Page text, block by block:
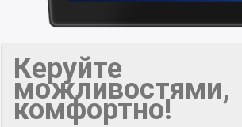
Керуйте
можливостями,
комфортно!